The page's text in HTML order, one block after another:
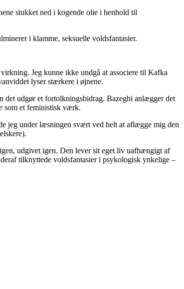
stukket ned i kogende olie i henhold til
i klamme, seksuelle voldsfantasier.
Jeg kunne ikke undgå at associere til Kafka
lyser stærkere i øjnene.
det udgør et fortolkningsbidrag. Bazeghi anlægger det
som et feministisk værk.
jeg under læsningen svært ved helt at aflægge mig den
udgivet igen. Den lever sit eget liv uafhængigt af
tilknyttede voldsfantasier i psykologisk ynkelige –